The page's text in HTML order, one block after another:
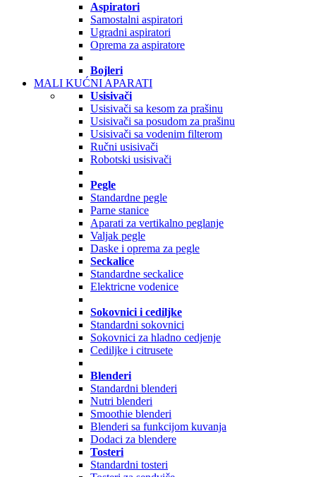
Aspiratori
Samostalni aspiratori
Ugradni aspiratori
Oprema za aspiratore
Bojleri
MALI KUĆNI APARATI
Usisivači
Usisivači sa kesom za prašinu
Usisivači sa posudom za prašinu
Usisivači sa vodenim filterom
Ručni usisivači
Robotski usisivači
Pegle
Standardne pegle
Parne stanice
Aparati za vertikalno peglanje
Valjak pegle
Daske i oprema za pegle
Seckalice
Standardne seckalice
Elektricne vodenice
Sokovnici i cediljke
Standardni sokovnici
Sokovnici za hladno cedjenje
Cediljke i citrusete
Blenderi
Standardni blenderi
Nutri blenderi
Smoothie blenderi
Blenderi sa funkcijom kuvanja
Dodaci za blendere
Tosteri
Standardni tosteri